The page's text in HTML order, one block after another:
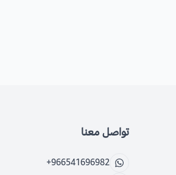
تواصل معنا
+966541696982